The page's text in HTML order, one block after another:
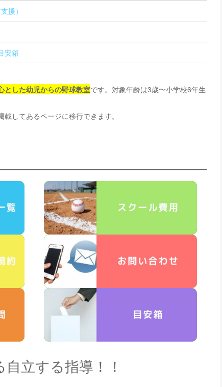
援）
安箱
とした幼児からの野球教室です。対象年齢は3歳〜小学校6年生
してあるページに移行できます。
立する指導！！